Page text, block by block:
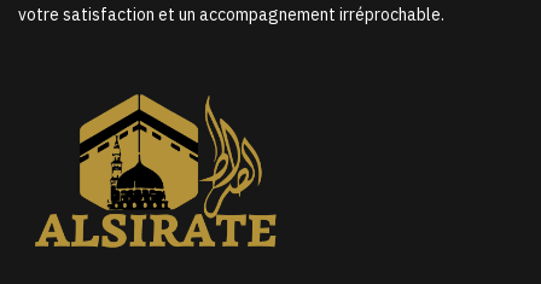
votre satisfaction et un accompagnement irréprochable.